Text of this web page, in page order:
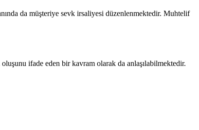
da müşteriye sevk irsaliyesi düzenlenmektedir. Muhtelif
ifade eden bir kavram olarak da anlaşılabilmektedir.